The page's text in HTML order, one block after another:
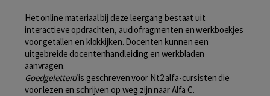
Het online materiaal bij deze leergang bestaat uit
interactieve opdrachten, audiofragmenten en werkboekjes
voor getallen en klokkijken. Docenten kunnen een
uitgebreide docentenhandleiding en werkbladen
aanvragen.
Goedgeletterdis geschreven voor Nt2 alfa-cursisten die
voor lezen en schrijven op weg zijn naar Alfa C.